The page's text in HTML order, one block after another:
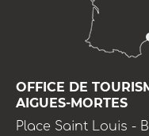
OFFICE DE
AIGUES-MORTES
Place Saint Louis -